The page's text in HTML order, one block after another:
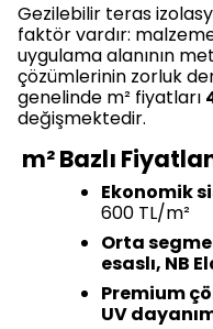
Gezilebilir teras
faktör vardır:
uygulama alanının
çözümlerinin zorluk
genelinde m² fiyatları
değişmektedir.
m² Bazlı
Ekonomik
600 TL/m²
Orta
esaslı, NB
Premium
UV